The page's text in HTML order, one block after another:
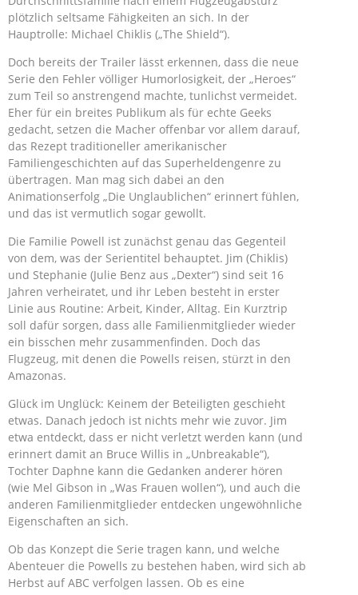
plötzlich seltsame Fähigkeiten an sich. In der
Hauptrolle: Michael Chiklis („The Shield“).
Doch bereits der Trailer lässt erkennen, dass die neue
Serie den Fehler völliger Humorlosigkeit, der „Heroes“
zum Teil so anstrengend machte, tunlichst vermeidet.
Eher für ein breites Publikum als für echte Geeks
gedacht, setzen die Macher offenbar vor allem darauf,
das Rezept traditioneller amerikanischer
Familiengeschichten auf das Superheldengenre zu
übertragen. Man mag sich dabei an den
Animationserfolg „Die Unglaublichen“ erinnert fühlen,
und das ist vermutlich sogar gewollt.
Die Familie Powell ist zunächst genau das Gegenteil
von dem, was der Serientitel behauptet. Jim (Chiklis)
und Stephanie (Julie Benz aus „Dexter“) sind seit 16
Jahren verheiratet, und ihr Leben besteht in erster
Linie aus Routine: Arbeit, Kinder, Alltag. Ein Kurztrip
soll dafür sorgen, dass alle Familienmitglieder wieder
ein bisschen mehr zusammenfinden. Doch das
Flugzeug, mit denen die Powells reisen, stürzt in den
Amazonas.
Glück im Unglück: Keinem der Beteiligten geschieht
etwas. Danach jedoch ist nichts mehr wie zuvor. Jim
etwa entdeckt, dass er nicht verletzt werden kann (und
erinnert damit an Bruce Willis in „Unbreakable“),
Tochter Daphne kann die Gedanken anderer hören
(wie Mel Gibson in „Was Frauen wollen“), und auch die
anderen Familienmitglieder entdecken ungewöhnliche
Eigenschaften an sich.
Ob das Konzept die Serie tragen kann, und welche
Abenteuer die Powells zu bestehen haben, wird sich ab
Herbst auf ABC verfolgen lassen. Ob es eine